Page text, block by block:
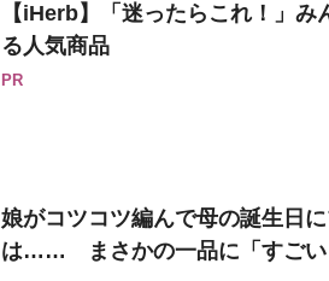
【iHerb】「迷ったらこれ！」
る人気商品
PR
娘がコツコツ編んで母の誕生日
は…… まさかの一品に「すごい